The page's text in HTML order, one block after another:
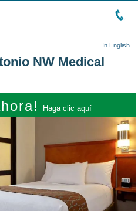
In English
NW Medical
Haga clic aquí